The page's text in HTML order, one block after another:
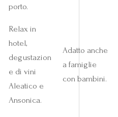
porto.
Relax in
hotel,
degustazion
e di vini
Aleatico e
Ansonica.
Adatto anche
a famiglie
con bambini.